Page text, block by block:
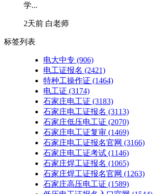
学...
2天前 白老师
标签列表
电大中专 (906)
电工证报名 (2421)
特种工操作证 (1464)
电工证 (3174)
石家庄电工证 (3183)
石家庄电工证报名 (3113)
石家庄低压电工证 (2070)
石家庄电工证复审 (1469)
石家庄电工证报名官网 (3166)
石家庄电工证考试 (1146)
石家庄焊工证报名 (1065)
石家庄焊工证报名官网 (1263)
石家庄高压电工证 (1589)